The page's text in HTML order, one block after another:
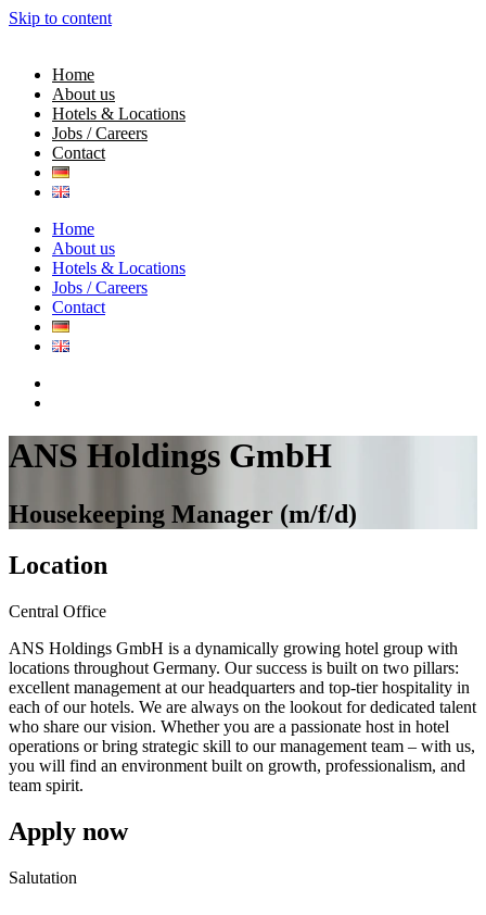
Skip to content
Home
About us
Hotels & Locations
Jobs / Careers
Contact
Home
About us
Hotels & Locations
Jobs / Careers
Contact
ANS Holdings GmbH
Housekeeping Manager (m/f/d)
Location
Central Office
ANS Holdings GmbH is a dynamically growing hotel group with
locations throughout Germany. Our success is built on two pillars:
excellent management at our headquarters and top-tier hospitality in
each of our hotels. We are always on the lookout for dedicated talent
who share our vision. Whether you are a passionate host in hotel
operations or bring strategic skill to our management team – with us,
you will find an environment built on growth, professionalism, and
team spirit.
Apply now
Salutation